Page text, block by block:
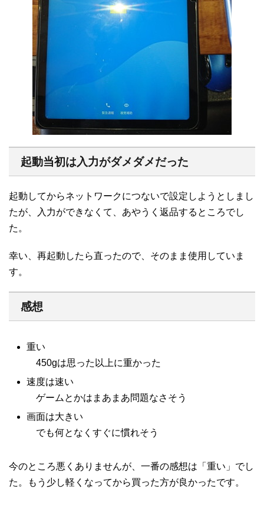
起動当初は入力がダメダメだった
起動してからネットワークにつないで設定しようとしまし
たが、入力ができなくて、あやうく返品するところでし
た。
幸い、再起動したら直ったので、そのまま使用していま
す。
感想
重い
450gは思った以上に重かった
速度は速い
ゲームとかはまあまあ問題なさそう
画面は大きい
でも何となくすぐに慣れそう
今のところ悪くありませんが、一番の感想は「重い」でし
た。もう少し軽くなってから買った方が良かったです。